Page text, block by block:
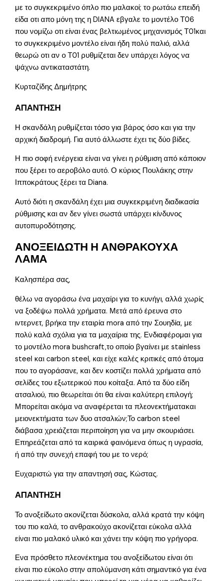
με το συγκεκριμένο όπλο πιο μαλακοί; το ρωτάω επειδή
είδα οτι απο μόνη της η DIANA εβγαλε το μοντέλο Τ06
που νομίζω οτι είναι ένας βελτιωμένος μηχανισμός Τ01και
το συγκεκριμένο μοντέλο είναι ήδη πολύ παλιό, αλλά
θεωρώ οτι αν ο Τ01 ρυθμίζεται δεν υπάρχει λόγος να
ψάχνω αντικαταστάτη.
Κυρταζίδης Δημήτρης
ΑΠΑΝΤΗΣΗ
Η σκανδάλη ρυθμίζεται τόσο για βάρος όσο και για την
αρχική διαδρομή. Για αυτό άλλωστε έχει τις δύο βίδες.
Η πιο σοφή ενέργεια είναι να γίνει η ρύθμιση από κάποιον
που ξέρει το αεροβόλο αυτό. Ο κύριος Πουλάκης στην
Ιπποκράτους ξέρει τα Diana.
Αυτό διότι η σκανδάλη έχει μια συγκεκριμένη διαδικασία
ρύθμισης και αν δεν γίνει σωστά υπάρχει κίνδυνος
αυτοπυροδότησης.
ΑΝΟΞΕΙΔΩΤΗ Η ΑΝΘΡΑΚΟΥΧΑ
ΛΑΜΑ
Καλησπέρα σας,
θέλω να αγοράσω ένα μαχαίρι για το κυνήγι, αλλά χωρίς
να ξοδέψω πολλά χρήματα. Μετά από έρευνα στο
ιντερνετ, βρήκα την εταιρία mora από την Σουηδία, με
πολύ καλά σχόλια για τα μαχαίρια της. Ενδιαφέρομαι για
το μοντέλο mora bushcraft,το οποίο βγαίνει με stainless
steel και carbon steel, και είχε καλές κριτικές από άτομα
που το αγοράσανε, και δεν κοστίζει πολλά χρήματα από
σελίδες του εξωτερικού που κοίταξα. Από τα δύο είδη
ατσαλιού, πιο θεωρείται ότι θα είναι καλύτερη επιλογή;
Μπορείται ακόμα να αναφέρεται τα πλεονεκτήματακαι
μειονεκτήματα των δυο ατσαλιών;Το carbon steel
διάβασα χρειάζεται περιποίηση για να μην σκουριάσει.
Επηρεάζεται από τα καιρικά φαινόμενα όπως η υγρασία,
ή από την συνεχή επαφή του με το νερό;
Ευχαριστώ για την απαντησή σας, Κώστας.
ΑΠΑΝΤΗΣΗ
Το ανοξείδωτο ακονίζεται δύσκολα, αλλά κρατά την κόψη
του πιο καλά, το ανθρακούχο ακονίζεται εύκολα αλλά
είναι πιο μαλακό υλικό και χάνει την κόψη πιο γρήγορα.
Ενα πρόσθετο πλεονέκτημα του ανοξείδωτου είναι ότι
είναι πιο εύκολο στην απολύμανση κάτι σημαντικό για ένα